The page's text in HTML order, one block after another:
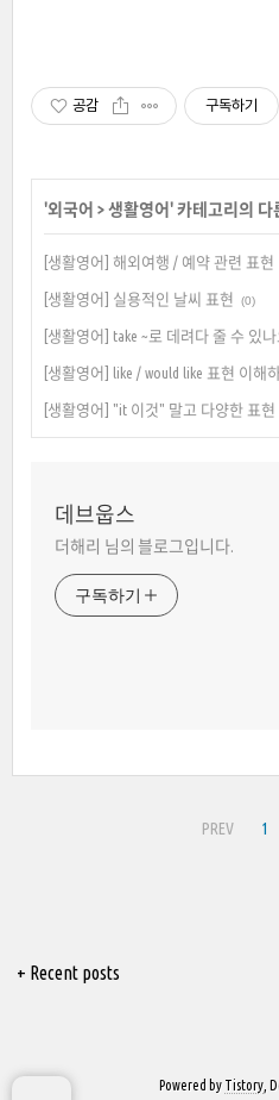
공감 구독하기
'외국어 >생활영어' 카테고리의 다
[생활영어] 해외여행 / 예약 관련 표현
[생활영어] 실용적인 날씨 표현 (0)
[생활영어] take ~로 데려다 줄 수 있나
[생활영어] like / would like 표현 이해하
[생활영어] "it 이것" 말고 다양한 표현
데브웁스
더해리 님의 블로그입니다.
구독하기
PREV 1
+ Recent posts
Powered by Tistory ,